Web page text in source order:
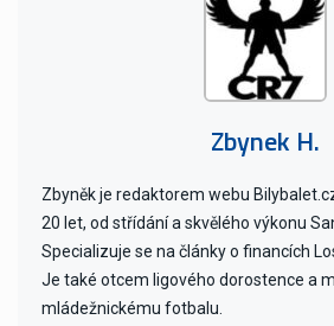
Zbynek H.
Zbyněk je redaktorem webu
20 let, od střídání a skvělého výkonu
Specializuje se na články o financích
Je také otcem ligového dorostence a
mládežnickému fotbalu.